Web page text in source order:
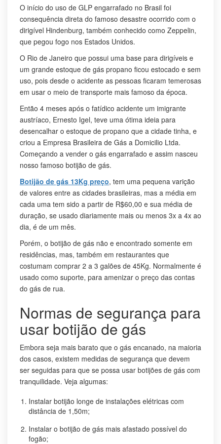
O início do uso de GLP engarrafado no Brasil foi
consequência direta do famoso desastre ocorrido com o
dirigível Hindenburg, também conhecido como Zeppelin,
que pegou fogo nos Estados Unidos.
O Rio de Janeiro que possui uma base para dirigíveis e
um grande estoque de gás propano ficou estocado e sem
uso, pois desde o acidente as pessoas ficaram temerosas
em usar o meio de transporte mais famoso da época.
Então 4 meses após o fatídico acidente um imigrante
austríaco, Ernesto Igel, teve uma ótima ideia para
desencalhar o estoque de propano que a cidade tinha, e
criou a Empresa Brasileira de Gás a Domicilio Ltda.
Começando a vender o gás engarrafado e assim nasceu
nosso famoso botijão de gás.
Botijão de gás 13Kg preço, tem uma pequena varição
de valores entre as cidades brasileiras, mas a média em
cada uma tem sido a partir de R$60,00 e sua média de
duração, se usado diariamente mais ou menos 3x a 4x ao
dia, é de um mês.
Porém, o botijão de gás não e encontrado somente em
residências, mas, também em restaurantes que
costumam comprar 2 a 3 galões de 45Kg. Normalmente é
usado como suporte, para amenizar o preço das contas
do gás de rua.
Normas de segurança para
usar botijão de gás
Embora seja mais barato que o gás encanado, na maioria
dos casos, existem medidas de segurança que devem
ser seguidas para que se possa usar botijões de gás com
tranquilidade. Veja algumas:
Instalar botijão longe de instalações elétricas com
distância de 1,50m;
Instalar o botijão de gás mais afastado possível do
fogão;